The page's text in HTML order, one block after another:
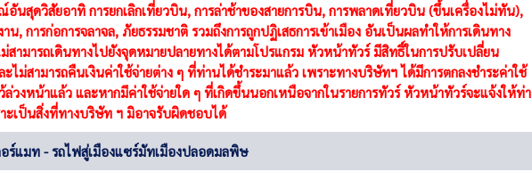
อันสุดวิสัยอาทิ การยกเลิกเที่ยวบิน, การล่าช้าของสายการบิน, การพลาดเที่ยวบิน (ขึ้นเครื่องไม่ทัน),
น, การก่อการจลาจล, ภัยธรรมชาติ รวมถึงการถูกปฏิเสธการเข้าเมือง อันเป็นผลทำให้การเดินทาง
สามารถเดินทางไปยังจุดหมายปลายทางได้ตามโปรแกรม หัวหน้าทัวร์ มีสิทธิ์ในการปรับเปลี่ยน
ะไม่สามารถคืนเงินค่าใช้จ่ายต่าง ๆ ที่ท่านได้ชำระมาแล้ว เพราะทางบริษัทฯ ได้มีการตกลงชำระค่าใช้
ล่วงหน้าแล้ว และหากมีค่าใช้จ่ายใด ๆ ที่เกิดขึ้นนอกเหนือจากในรายการทัวร์ หัวหน้าทัวร์จะแจ้งให้ท่า
ะเป็นสิ่งที่ทางบริษัท ฯ มิอาจรับผิดชอบได้
ร์แมท - รถไฟสู่เมืองแซร์มัทเมืองปลอดมลพิษ